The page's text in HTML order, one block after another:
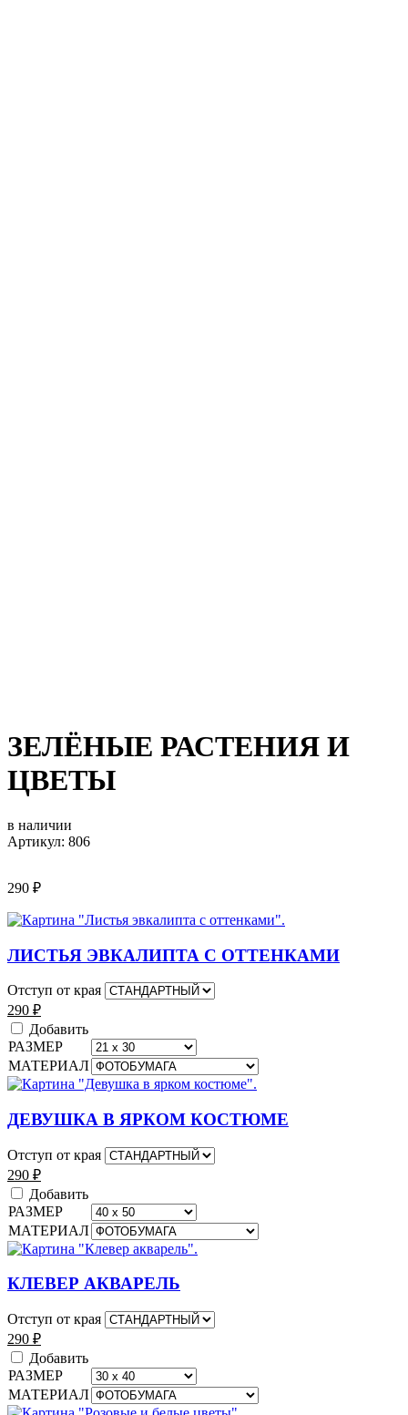
ЗЕЛЁНЫЕ РАСТЕНИЯ И
ЦВЕТЫ
в наличии
Артикул: 806
290 ₽
ЛИСТЬЯ ЭВКАЛИПТА С ОТТЕНКАМИ
Отступ от края
290 ₽
Добавить
РАЗМЕР
МАТЕРИАЛ
ДЕВУШКА В ЯРКОМ КОСТЮМЕ
Отступ от края
290 ₽
Добавить
РАЗМЕР
МАТЕРИАЛ
КЛЕВЕР АКВАРЕЛЬ
Отступ от края
290 ₽
Добавить
РАЗМЕР
МАТЕРИАЛ